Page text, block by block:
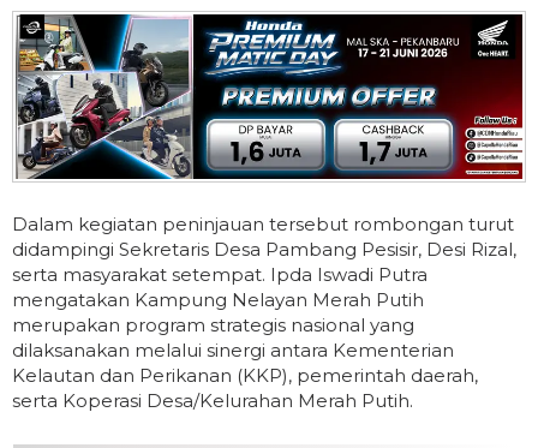
Dalam kegiatan peninjauan tersebut rombongan turut
didampingi Sekretaris Desa Pambang Pesisir, Desi Rizal,
serta masyarakat setempat. Ipda Iswadi Putra
mengatakan Kampung Nelayan Merah Putih
merupakan program strategis nasional yang
dilaksanakan melalui sinergi antara Kementerian
Kelautan dan Perikanan (KKP), pemerintah daerah,
serta Koperasi Desa/Kelurahan Merah Putih.